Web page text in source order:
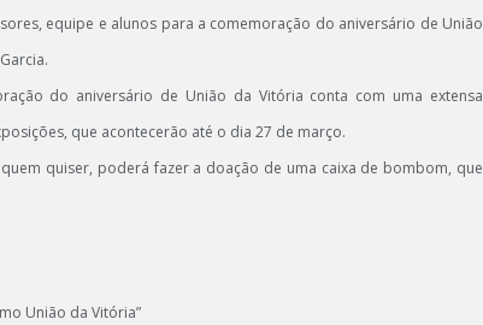
equipe e alunos para a comemoração do aniversário de União
do aniversário de União da Vitória conta com uma extensa
que acontecerão até o dia 27 de março.
quiser, poderá fazer a doação de uma caixa de bombom, que
União da Vitória”